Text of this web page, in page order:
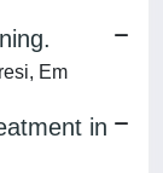
Em
in